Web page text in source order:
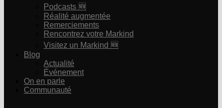
Podcasts 🆕
Réalité augmentée
Remerciements
Rencontrez votre Markind
Visitez un Markind 🆕
Blog
Actualité
Événement
On en parle
Communauté